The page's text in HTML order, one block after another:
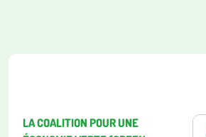
LA COALITION POUR UNE